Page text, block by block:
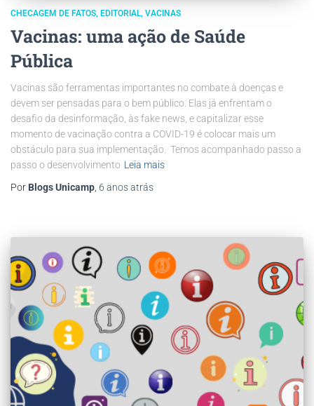
CHECAGEM DE FATOS EDITORIAL VACINAS
Vacinas: uma ação de Saúde
Pública
Vacinas são ferramentas importantes no combate à doenças e
devem ser pensadas para o bem público. Elas já enfrentam o
desafio da desinformação, às fake news, e capitalizar esse
momento de vacinação contra a COVID-19 é colocar mais um
obstáculo para sua implementação. Temos acompanhado passo a
passo o desenvolvimento Leia mais
Por Blogs Unicamp, 6 anosatrás